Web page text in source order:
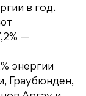
в год.
—
энергии
Граубюнден,